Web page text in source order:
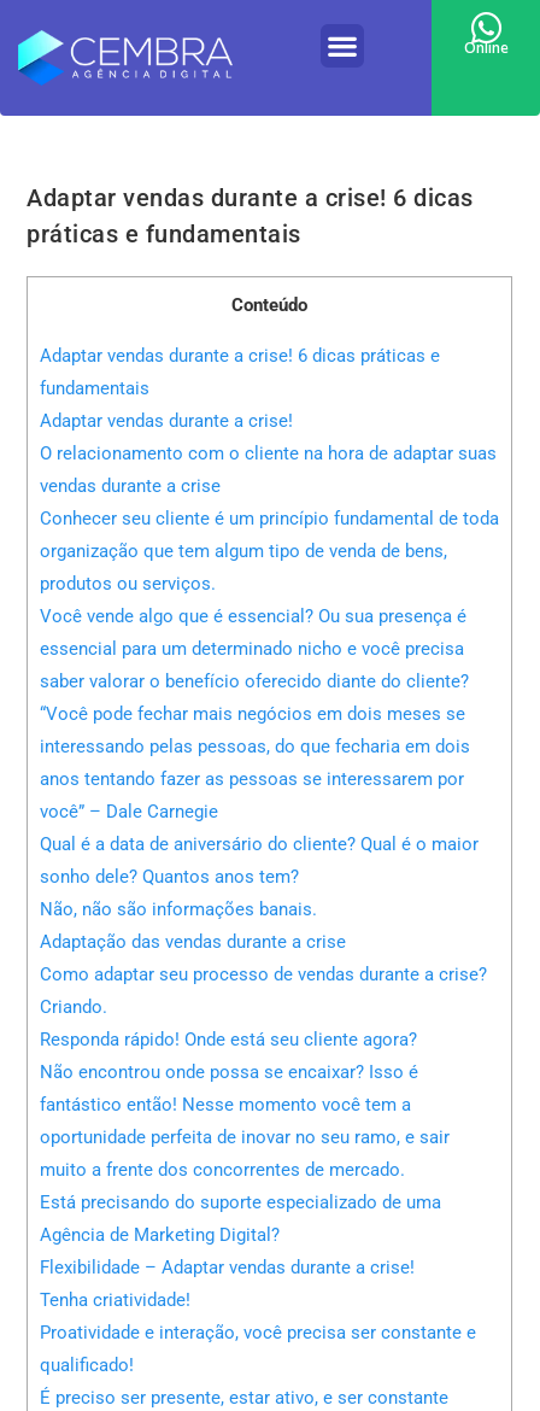
Online
Adaptar vendas durante a crise! 6 dicas
práticas e fundamentais
Conteúdo
Adaptar vendas durante a crise! 6 dicas práticas e
fundamentais
Adaptar vendas durante a crise!
O relacionamento com o cliente na hora de adaptar suas
vendas durante a crise
Conhecer seu cliente é um princípio fundamental de toda
organização que tem algum tipo de venda de bens,
produtos ou serviços.
Você vende algo que é essencial? Ou sua presença é
essencial para um determinado nicho e você precisa
saber valorar o benefício oferecido diante do cliente?
“Você pode fechar mais negócios em dois meses se
interessando pelas pessoas, do que fecharia em dois
anos tentando fazer as pessoas se interessarem por
você” – Dale Carnegie
Qual é a data de aniversário do cliente? Qual é o maior
sonho dele? Quantos anos tem?
Não, não são informações banais.
Adaptação das vendas durante a crise
Como adaptar seu processo de vendas durante a crise?
Criando.
Responda rápido! Onde está seu cliente agora?
Não encontrou onde possa se encaixar? Isso é
fantástico então! Nesse momento você tem a
oportunidade perfeita de inovar no seu ramo, e sair
muito a frente dos concorrentes de mercado.
Está precisando do suporte especializado de uma
Agência de Marketing Digital?
Flexibilidade – Adaptar vendas durante a crise!
Tenha criatividade!
Proatividade e interação, você precisa ser constante e
qualificado!
É preciso ser presente, estar ativo, e ser constante